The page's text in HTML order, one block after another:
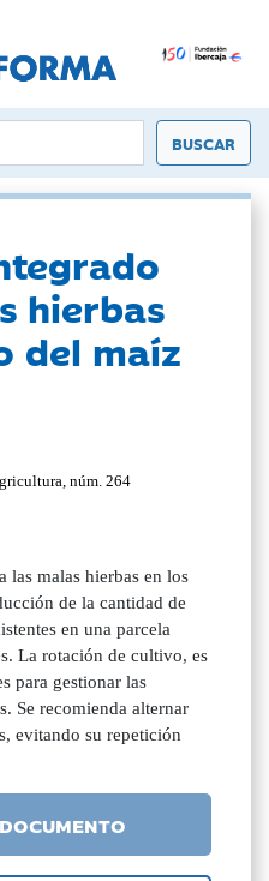
hierbas
del maíz
núm. 264
las malas hierbas en los
de la cantidad de
en una parcela
La rotación de cultivo, es
para gestionar las
Se recomienda alternar
evitando su repetición